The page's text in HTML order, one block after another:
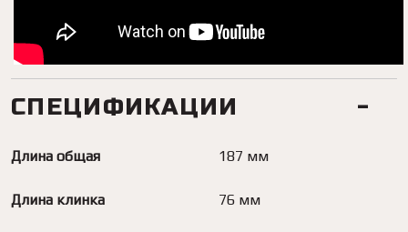
СПЕЦИФИКАЦИИ
Длина общая 187 мм
Длина клинка 76 мм